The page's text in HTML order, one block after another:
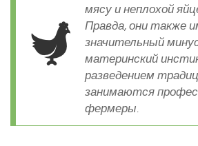
мясу и неплохой
Правда, они также
значительный
материнский
разведением
занимаются
фермеры.